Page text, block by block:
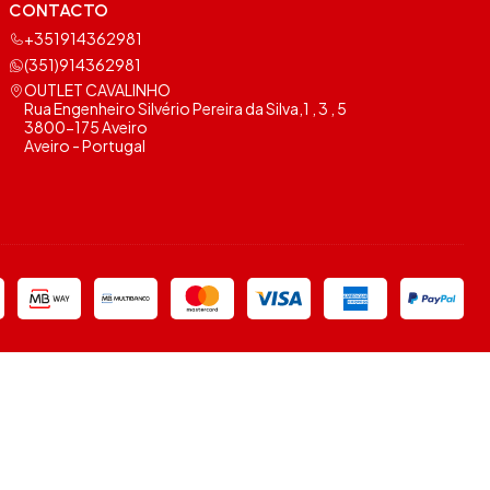
CONTACTO
+351914362981
(351)914362981
OUTLET CAVALINHO
Rua Engenheiro Silvério Pereira da Silva,1 , 3 , 5
3800-175 Aveiro
Aveiro - Portugal